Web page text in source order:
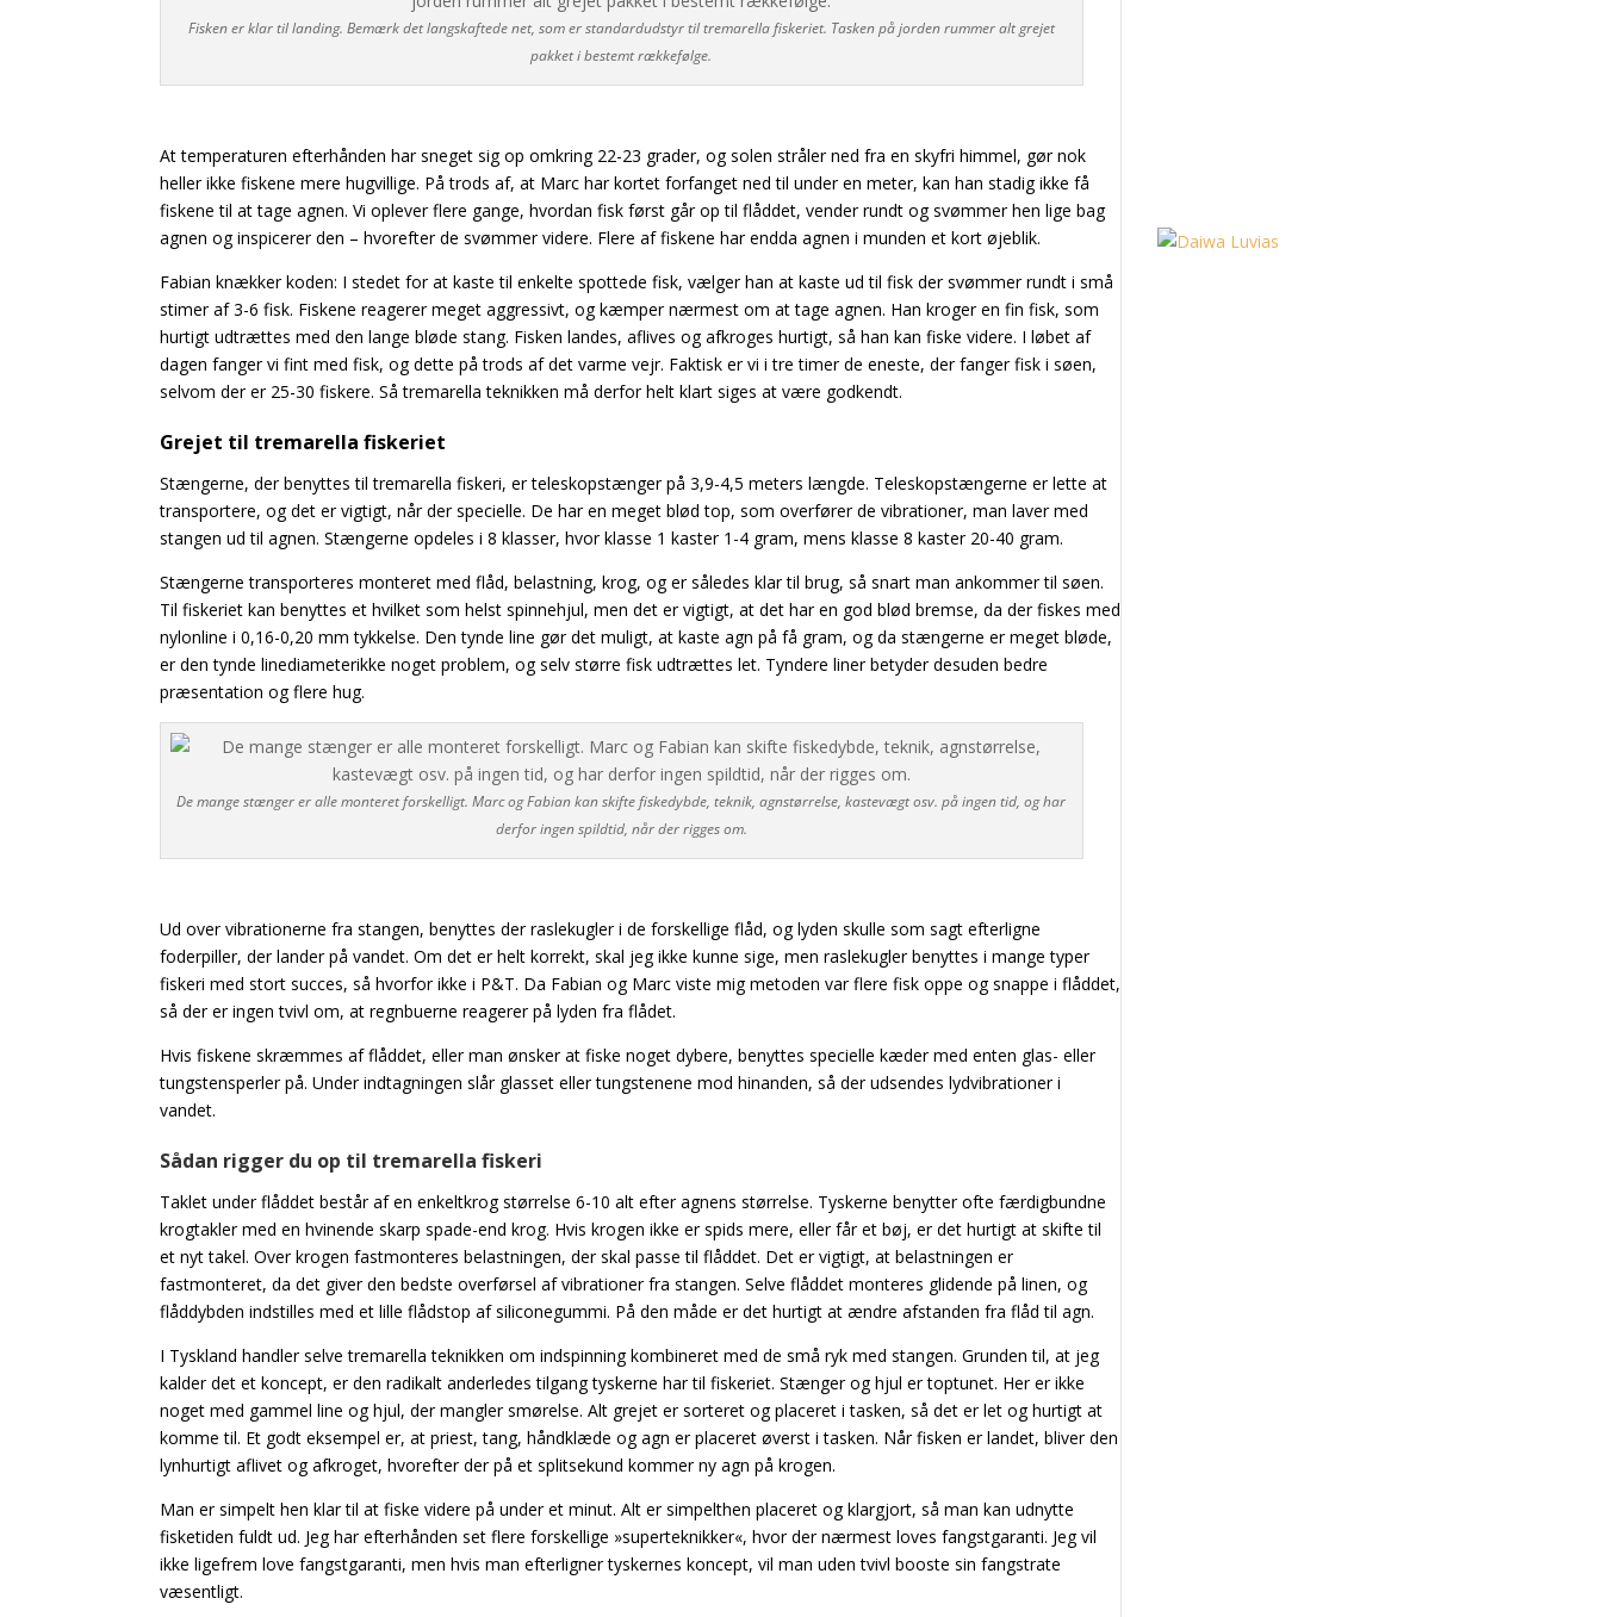
Fisken er klar til landing. Bemærk det langskaftede net, som er standardudstyr til tremarella fiskeriet. Tasken på jorden rummer alt grejet
pakket i bestemt rækkefølge.
At temperaturen efterhånden har sneget sig op omkring 22-23 grader, og solen stråler ned fra en skyfri himmel, gør nok
heller ikke fiskene mere hugvillige. På trods af, at Marc har kortet forfanget ned til under en meter, kan han stadig ikke få
fiskene til at tage agnen. Vi oplever flere gange, hvordan fisk først går op til flåddet, vender rundt og svømmer hen lige bag
agnen og inspicerer den – hvorefter de svømmer videre. Flere af fiskene har endda agnen i munden et kort øjeblik.
Fabian knækker koden: I stedet for at kaste til enkelte spottede fisk, vælger han at kaste ud til fisk der svømmer rundt i små
stimer af 3-6 fisk. Fiskene reagerer meget aggressivt, og kæmper nærmest om at tage agnen. Han kroger en fin fisk, som
hurtigt udtrættes med den lange blødestang. Fisken landes, aflives og afkroges hurtigt, så han kan fiske videre. I løbet af
dagen fanger vifint med fisk, og dette på trods af det varme vejr. Faktisk er vi i tre timer de eneste, der fanger fisk i søen,
selvom der er 25-30 fiskere. Så tremarella teknikken må derfor helt klart siges at være godkendt.
Grejet til tremarella fiskeriet
Stængerne, der benyttes til tremarella fiskeri, er teleskopstænger på 3,9-4,5 meters længde. Teleskopstængerne er lette at
transportere, og det er vigtigt, når der specielle. De har en meget blød top, som overfører de vibrationer, man laver med
stangen ud til agnen. Stængerne opdeles i 8 klasser, hvor klasse 1 kaster 1-4 gram, mens klasse 8 kaster 20-40 gram.
Stængerne transporteres monteret med flåd, belastning, krog, og er således klar til brug, så snart man ankommer til søen.
Til fiskeriet kan benyttes et hvilket som helst spinnehjul, men det er vigtigt, at det har en god blød bremse, da der fiskes med
nylonline i 0,16-0,20 mm tykkelse. Den tynde line gør det muligt, at kaste agn på få gram, og da stængerne er meget bløde,
er den tynde linediameterikke noget problem, og selv større fisk udtrættes let. Tyndere liner betyder desuden bedre
præsentation og flere hug.
De mange stænger er alle monteret forskelligt. Marc og Fabian kan skifte fiskedybde, teknik, agnstørrelse, kastevægt osv. på ingen tid, og har
derfor ingen spildtid, når der rigges om.
Ud over vibrationerne fra stangen, benyttes der raslekugler i de forskellige flåd, og lyden skullesom sagt efterligne
foderpiller, der lander på vandet. Om det er helt korrekt, skal jeg ikke kunne sige, men raslekugler benyttes i mange typer
fiskeri med stort succes, så hvorfor ikke i P&T. Da Fabian og Marc viste mig metoden var flere fisk oppe og snappe i flåddet,
så der er ingen tvivl om, at regnbuerne reagerer på lyden fra flådet.
Hvis fiskene skræmmes af flåddet, eller man ønsker at fiske noget dybere, benyttes specielle kæder med enten glas- eller
tungstensperler på. Under indtagningen slår glasset eller tungstenene mod hinanden, så der udsendes lydvibrationer i
vandet.
Sådan rigger du op til tremarella fiskeri
Taklet under flåddet består af en enkeltkrog størrelse 6-10 alt efter agnens størrelse. Tyskerne benytter ofte færdigbundne
krogtakler med en hvinende skarp spade-end krog. Hvis krogen ikke er spids mere, eller får et bøj, er det hurtigt at skifte til
et nyt takel. Over krogen fastmonteres belastningen, der skal passe til flåddet. Det er vigtigt, at belastningen er
fastmonteret, da det giver den bedste overførsel af vibrationer fra stangen. Selve flåddet monteres glidende på linen, og
flåddybden indstilles med et lille flådstop af siliconegummi. På den måde er det hurtigt at ændre afstanden fra flåd til agn.
I Tyskland handler selve tremarella teknikken om indspinning kombineret med de små ryk med stangen. Grunden til, at jeg
kalder det et koncept, er den radikalt anderledes tilgang tyskerne har til fiskeriet. Stænger og hjul er toptunet. Her er ikke
noget med gammel line og hjul, der manglersmørelse. Alt grejet er sorteret og placeret i tasken, så det er let og hurtigt at
komme til. Et godt eksempel er, at priest, tang, håndklæde og agn er placeret øverst i tasken. Når fisken er landet, bliver den
lynhurtigt aflivet og afkroget, hvorefter der på et splitsekund kommer ny agn på krogen.
Man er simpelt hen klar til at fiske videre på under et minut. Alt er simpelthen placeret og klargjort, så man kan udnytte
fisketiden fuldt ud. Jeg har efterhånden set flere forskellige »superteknikker«, hvor der nærmest loves fangstgaranti. Jeg vil
ikke ligefrem love fangstgaranti, men hvis man efterligner tyskernes koncept, vil man uden tvivl booste sin fangstrate
væsentligt.